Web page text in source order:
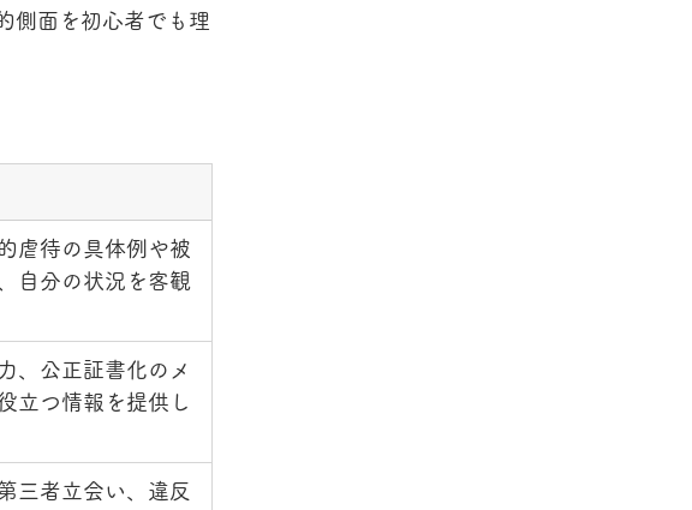
側面を初心者でも理
虐待の具体例や被
自分の状況を客観
、公正証書化のメ
立つ情報を提供し
三者立会い、違反